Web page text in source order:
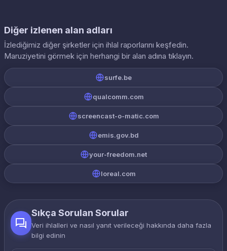
Diğer izlenen alan adları
İzlediğimiz diğer şirketler için ihlal raporlarını keşfedin.
Maruziyetini görmek için herhangi bir alan adına tıklayın.
surfe.be
qualcomm.com
screencast-o-matic.com
emis.gov.bd
your-freedom.net
loreal.com
Sıkça Sorulan Sorular
Veri ihlalleri ve nasıl yanıt verileceği hakkında daha fazla
bilgi edinin